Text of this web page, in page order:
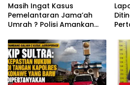
Masih Ingat Kasus
Pemelantaran Jama’ah
Umrah ? Polisi Amankan
Indonesia